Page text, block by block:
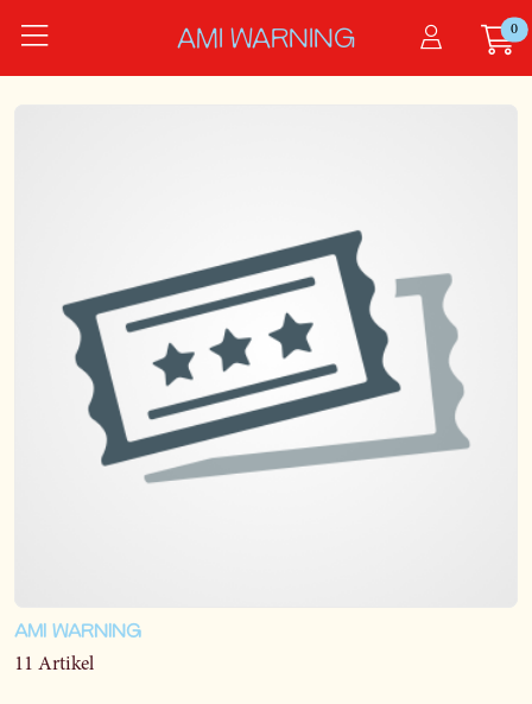
AMI WARNING 0
Startseite
AMI WARNING
11 Artikel